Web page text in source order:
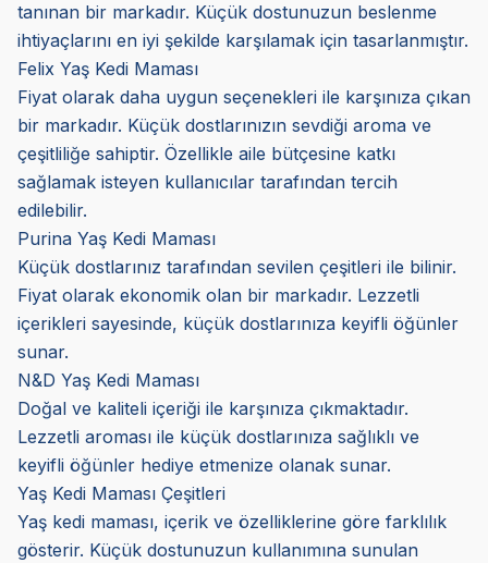
tanınan bir markadır. Küçük dostunuzun beslenme
ihtiyaçlarını en iyi şekilde karşılamak için tasarlanmıştır.
Felix Yaş Kedi Maması
Fiyat olarak daha uygun seçenekleri ile karşınıza çıkan
bir markadır. Küçük dostlarınızın sevdiği aroma ve
çeşitliliğe sahiptir. Özellikle aile bütçesine katkı
sağlamak isteyen kullanıcılar tarafından tercih
edilebilir.
Purina Yaş Kedi Maması
Küçük dostlarınız tarafından sevilen çeşitleri ile bilinir.
Fiyat olarak ekonomik olan bir markadır. Lezzetli
içerikleri sayesinde, küçük dostlarınıza keyifli öğünler
sunar.
N&D Yaş Kedi Maması
Doğal ve kaliteli içeriği ile karşınıza çıkmaktadır.
Lezzetli aroması ile küçük dostlarınıza sağlıklı ve
keyifli öğünler hediye etmenize olanak sunar.
Yaş Kedi Maması Çeşitleri
Yaş kedi maması, içerik ve özelliklerine göre farklılık
gösterir. Küçük dostunuzun kullanımına sunulan